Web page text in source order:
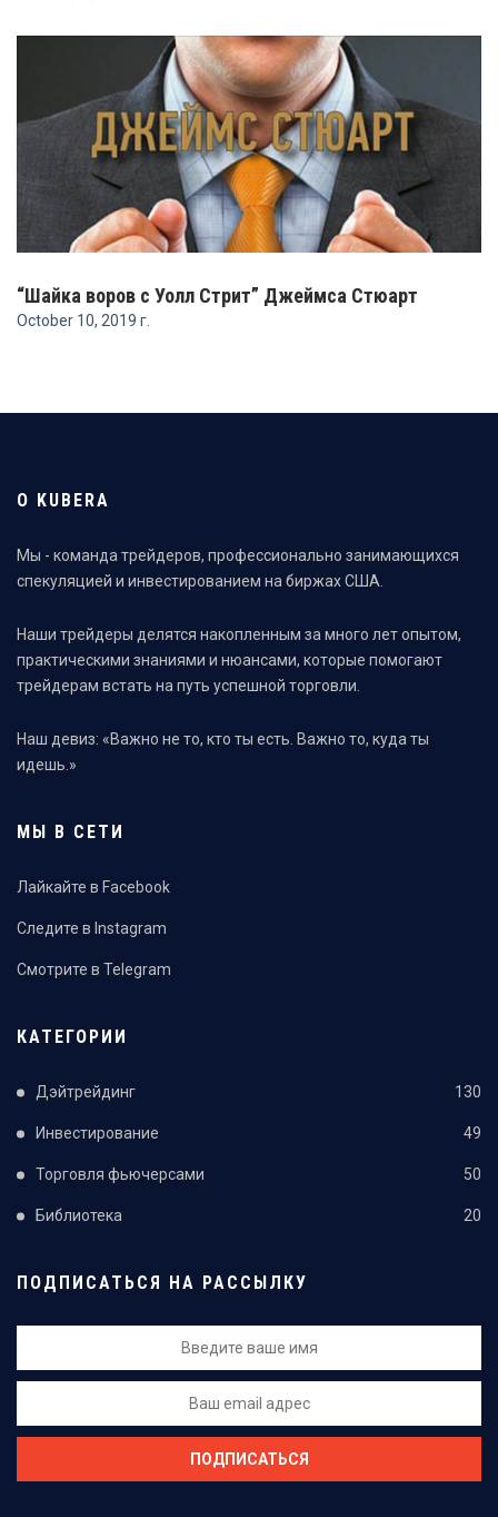
“Шайка воров с Уолл Стрит” Джеймса Стюарт
October 10, 2019 г.
О KUBERA
Мы - команда трейдеров, профессионально занимающихся
спекуляцией и инвестированием на биржах США.
Наши трейдеры делятся накопленным за много лет опытом,
практическими знаниями и нюансами, которые помогают
трейдерам встать на путь успешной торговли.
Наш девиз: «Важно не то, кто ты есть. Важно то, куда ты
идешь.»
МЫ В СЕТИ
Лайкайте в Facebook
Следите в Instagram
Смотрите в Telegram
КАТЕГОРИИ
Дэйтрейдинг 130
Инвестирование 49
Торговля фьючерсами 50
Библиотека 20
ПОДПИСАТЬСЯ НА РАССЫЛКУ